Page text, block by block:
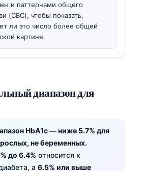
и паттернами общего
(CBC), чтобы показать,
ли это число более общей
картине.
диапазон для
HbA1c — ниже 5.7% для
не беременных.
до 6.4% относится к
а 6.5% или выше